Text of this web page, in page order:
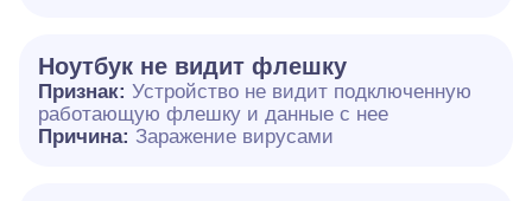
Ноутбук не видит флешку
Признак: Устройство не видит подключенную
работающую флешку и данные с нее
Причина: Заражение вирусами